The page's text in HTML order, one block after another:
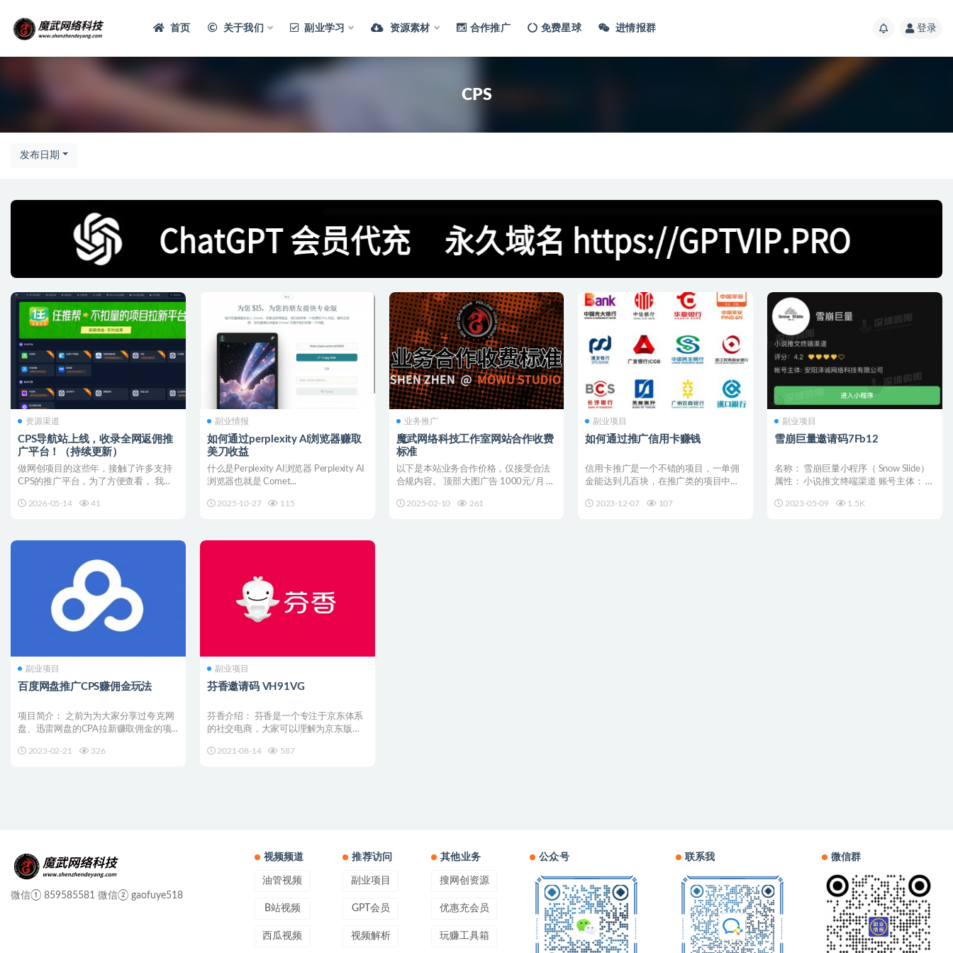
首页 关于我们 副业学习 资源素材 合作推广 免费星球 进情报群 登录
CPS
发布日期
资源渠道
CPS导航站上线，收录全网返佣推
广平台！（持续更新）
做网创项目的这些年，接触了许多支持
CPS的推广平台，为了方便查看， 我将
2026-05-14
41
副业情报
如何通过perplexity AI浏览器赚取
美刀收益
什么是Perplexity AI浏览器 Perplexity AI
浏览器也就是 Comet...
2025-10-27 115
业务推广
魔武网络科技工作室网站合作收费
标准
以下是本站业务合作价格，仅接受合法
合规内容。 顶部大图广告 1000元/月
2025-02-10
261
副业项目
如何通过推广信用卡赚钱
信用卡推广是一个不错的项目，一单佣
金能达到几百块，在推广类的项目中佣
2023-12-07
107
副业项目
雪崩巨量邀请码7Fb12
名称： 雪崩巨量小程序（ Snow Slide）
属性： 小说推文终端渠道 账号主体： 安
2023-05-09
1.5K
副业项目
百度网盘推广CPS赚佣金玩法
项目简介： 之前为为大家分享过夸克网
盘、迅雷网盘的CPA拉新赚取佣金的项
2023-02-21
326
副业项目
芬香邀请码 VH91VG
芬香介绍： 芬香是一个专注于京东体系
的社交电商，大家可以理解为京东版的
2021-08-14
587
微信① 859585581 微信② gaofuye518
视频频道
油管视频
B站视频
西瓜视频
推荐访问
副业项目
GPT会员
视频解析
其他业务
搜网创资源
优惠充会员
玩赚工具箱
公众号 联系我 微信群